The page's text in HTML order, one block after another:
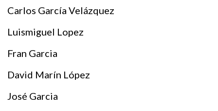
Carlos García Velázquez
Luismiguel Lopez
Fran Garcia
David Marín López
José Garcia